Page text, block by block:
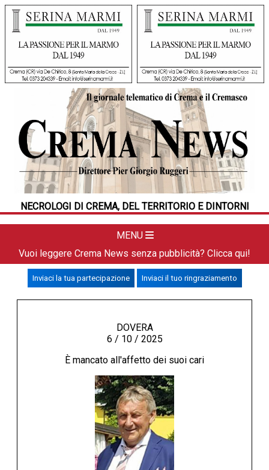
NECROLOGI DI CREMA, DEL TERRITORIO E DINTORNI
MENU
HOME
CRONACA
POLITICA
LA FOTO
DAL TERRITORIO
APPUNTAMENTI
LA PIAZZA
ANIMALI
NECROLOGI
ACCEDI
Vuoi leggere Crema News senza pubblicità? Clicca qui!
Inviaci la tua partecipazione Inviaci il tuo ringraziamento
DOVERA
6 / 10 / 2025
È mancato all'affetto dei suoi cari